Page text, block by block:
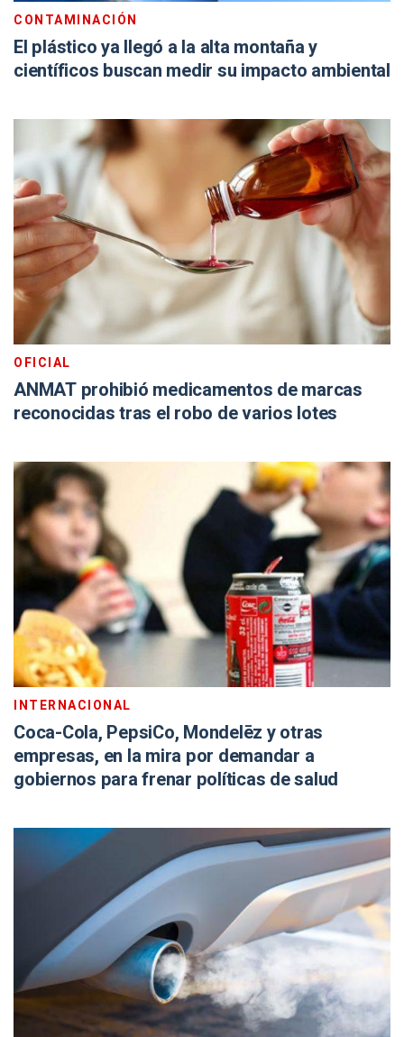
CONTAMINACIÓN
El plástico ya llegó a la alta montaña y
científicos buscan medir su impacto ambiental
OFICIAL
ANMAT prohibió medicamentos de marcas
reconocidas tras el robo de varios lotes
INTERNACIONAL
Coca-Cola, PepsiCo, Mondelēz y otras
empresas, en la mira por demandar a
gobiernos para frenar políticas de salud